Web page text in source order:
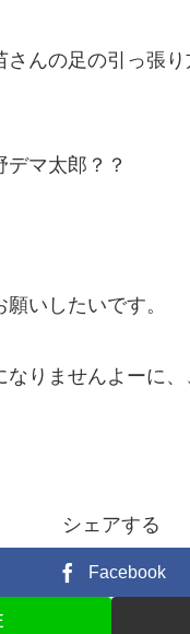
んの足の引っ張
マ太郎？？
いしたいです。
りませんよーに、
シェアする
Facebook